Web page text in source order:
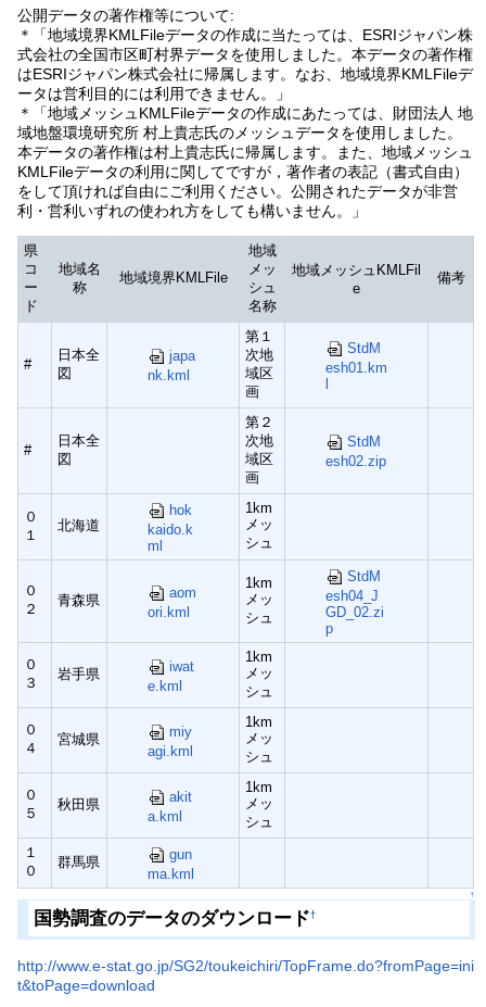
公開データの著作権等について:
＊「地域境界KMLFileデータの作成に当たっては、ESRIジャパン株
式会社の全国市区町村界データを使用しました。本データの著作権
はESRIジャパン株式会社に帰属します。なお、地域境界KMLFileデ
ータは営利目的には利用できません。」
＊「地域メッシュKMLFileデータの作成にあたっては、財団法人 地
域地盤環境研究所 村上貴志氏のメッシュデータを使用しました。
本データの著作権は村上貴志氏に帰属します。また、地域メッシュ
KMLFileデータの利用に関してですが，著作者の表記（書式自由）
をして頂ければ自由にご利用ください。公開されたデータが非営
利・営利いずれの使われ方をしても構いません。」
県
コ
ー
ド
地域名
称
地域境界KMLFile
地域
メッ
シュ
名称
地域メッシュKMLFil
e
備考
#
日本全
図
japa
nk.kml
第１
次地
域区
画
StdM
esh01.km
#
日本全
図
第２
次地
域区
画
StdM
esh02.zip
０
１
北海道
hok
kaido.k
ml
1km
メッ
シュ
０
２
青森県
aom
ori.kml
1km
メッ
シュ
StdM
esh04_J
GD_02.zi
p
０
３
岩手県
iwat
e.kml
1km
メッ
シュ
０
４
宮城県
miy
agi.kml
1km
メッ
シュ
０
５
秋田県
akit
a.kml
1km
メッ
シュ
１
０
群馬県
gun
ma.kml
↑
国勢調査のデータのダウンロード†
http://www.e-stat.go.jp/SG2/toukeichiri/TopFrame.do?fromPage=ini
t&toPage=download